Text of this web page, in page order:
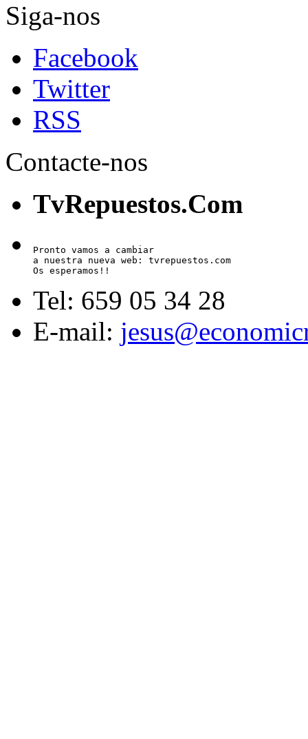
Siga-nos
Facebook
Twitter
RSS
Contacte-nos
TvRepuestos.Com
Pronto vamos a cambiar
a nuestra nueva web: tvrepuestos.com
Os esperamos!!
Tel: 659 05 34 28
E-mail: